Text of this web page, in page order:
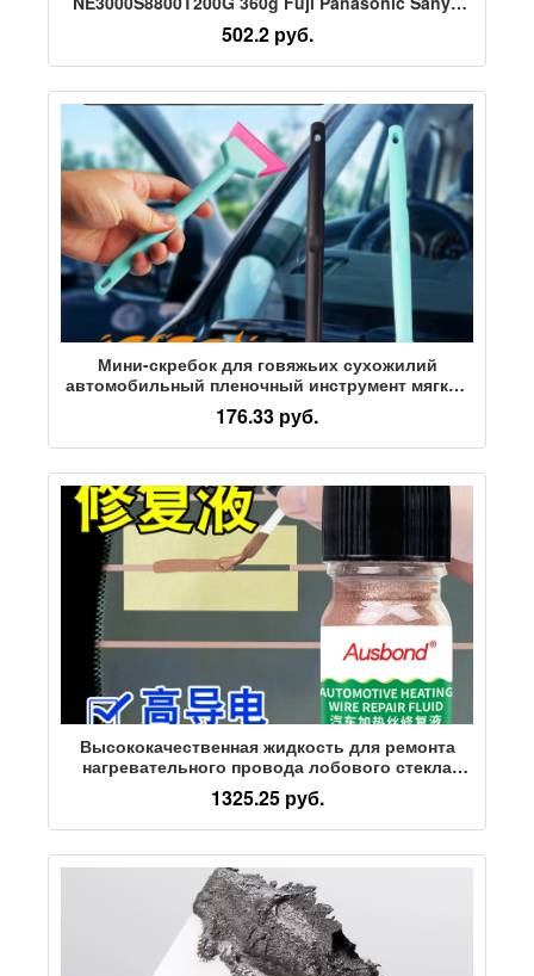
для дозирования красного клея
502.2 руб.
Мини-скребок для говяжьих сухожилий
автомобильный пленочный инструмент мягкий
скребок для говяжьих сухожилий с длинной
ручкой Оксфордский резиновый скребок с
длинной ручкой износостойкий маленький
176.33 руб.
Высококачественная жидкость для ремонта
нагревательного провода лобового стекла
автомобиля, токопроводящая серебристо-
медная лакокрасочная паста, после того как
находящийся под напряжением провод для
отремонтирован
1325.25 руб.